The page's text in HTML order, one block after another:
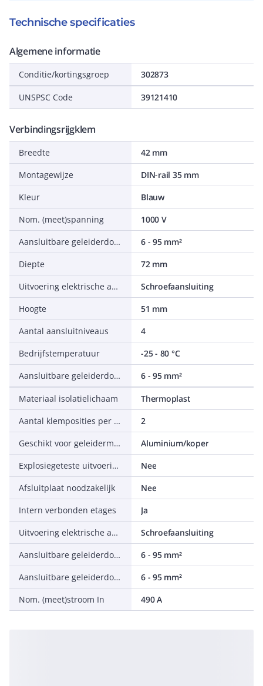
Technische specificaties
Algemene informatie
Conditie/kortingsgroep 302873
UNSPSC Code 39121410
Verbindingsrijgklem
Breedte
42 mm
Montagewijze
DIN-rail 35 mm
Kleur
Blauw
Nom. (meet)spanning
1000 V
Aansluitbare geleiderdoorsnede meerdraads
6 - 95 mm²
Diepte
72 mm
Uitvoering elektrische aansluiting 2
Schroefaansluiting
Hoogte
51 mm
Aantal aansluitniveaus
4
Bedrijfstemperatuur
-25 - 80 °C
Aansluitbare geleiderdoorsnede fijndraads zonder adereindhuls
6 - 95 mm²
Materiaal isolatielichaam
Thermoplast
Aantal klemposities per aansluitniveau
2
Geschikt voor geleidermateriaal
Aluminium/koper
Explosiegeteste uitvoering Ex-e
Nee
Afsluitplaat noodzakelijk
Nee
Intern verbonden etages
Ja
Uitvoering elektrische aansluiting 1
Schroefaansluiting
Aansluitbare geleiderdoorsnede eendraads
6 - 95 mm²
Aansluitbare geleiderdoorsnede fijndraads met adereindhuls
6 - 95 mm²
Nom. (meet)stroom In
490 A